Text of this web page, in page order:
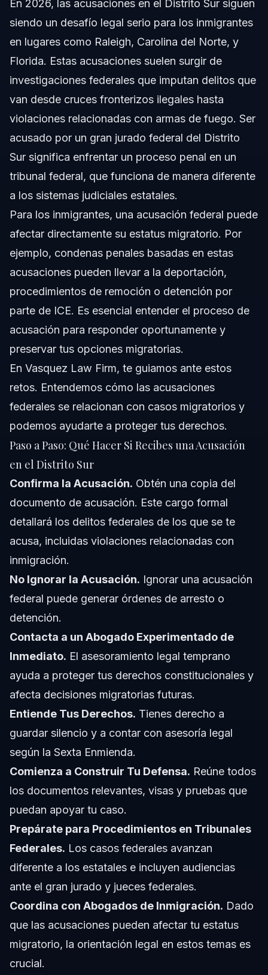
En 2026, las acusaciones en el Distrito Sur siguen
siendo un desafío legal serio para los inmigrantes
en lugares como Raleigh, Carolina del Norte, y
Florida. Estas acusaciones suelen surgir de
investigaciones federales que imputan delitos que
van desde cruces fronterizos ilegales hasta
violaciones relacionadas con armas de fuego. Ser
acusado por un gran jurado federal del Distrito
Sur significa enfrentar un proceso penal en un
tribunal federal, que funciona de manera diferente
a los sistemas judiciales estatales.
Para los inmigrantes, una acusación federal puede
afectar directamente su estatus migratorio. Por
ejemplo, condenas penales basadas en estas
acusaciones pueden llevar a la deportación,
procedimientos de remoción o detención por
parte de ICE. Es esencial entender el proceso de
acusación para responder oportunamente y
preservar tus opciones migratorias.
En Vasquez Law Firm, te guiamos ante estos
retos. Entendemos cómo las acusaciones
federales se relacionan con casos migratorios y
podemos ayudarte a proteger tus derechos.
Paso a Paso: Qué Hacer Si Recibes una Acusación
en el Distrito Sur
Confirma la Acusación. Obtén una copia del
documento de acusación. Este cargo formal
detallará los delitos federales de los que se te
acusa, incluidas violaciones relacionadas con
inmigración.
No Ignorar la Acusación. Ignorar una acusación
federal puede generar órdenes de arresto o
detención.
Contacta a un Abogado Experimentado de
Inmediato. El asesoramiento legal temprano
ayuda a proteger tus derechos constitucionales y
afecta decisiones migratorias futuras.
Entiende Tus Derechos. Tienes derecho a
guardar silencio y a contar con asesoría legal
según la Sexta Enmienda.
Comienza a Construir Tu Defensa. Reúne todos
los documentos relevantes, visas y pruebas que
puedan apoyar tu caso.
Prepárate para Procedimientos en Tribunales
Federales. Los casos federales avanzan
diferente a los estatales e incluyen audiencias
ante el gran jurado y jueces federales.
Coordina con Abogados de Inmigración. Dado
que las acusaciones pueden afectar tu estatus
migratorio, la orientación legal en estos temas es
crucial.